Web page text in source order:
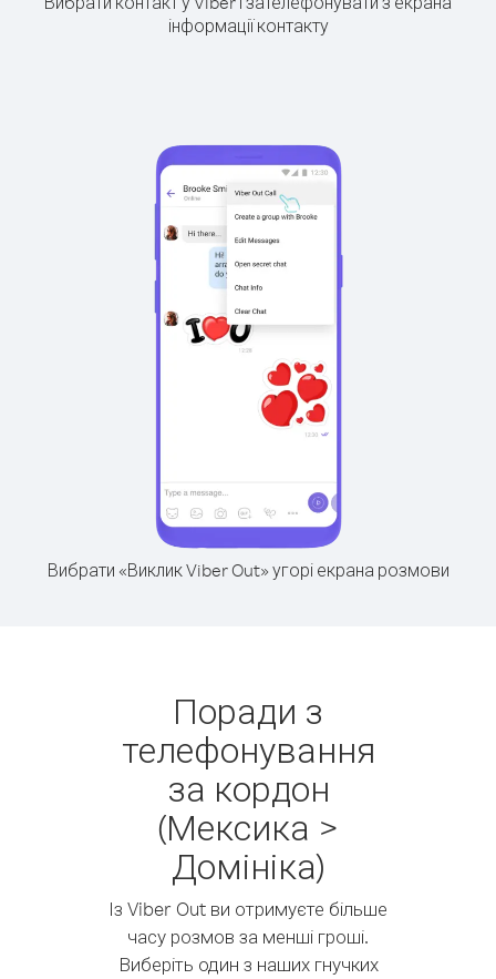
інформації контакту
Вибрати «Виклик Viber Out» угорі екрана розмови
Поради з
телефонування
за кордон
(Мексика >
Домініка)
Із Viber Out ви отримуєте більше
часу розмов за менші гроші.
Виберіть один з наших гнучких